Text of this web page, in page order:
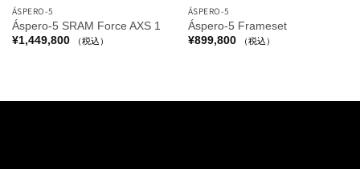
ÁSPERO-5
Áspero-5 SRAM Force AXS 1
¥1,449,800 （税込）
ÁSPERO-5
Áspero-5 Frameset
¥899,800 （税込）